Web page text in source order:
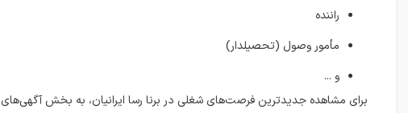
راننده
مأمور وصول (تحصیلدار)
و ...
برای مشاهده جدیدترین فرصت‌های شغلی در برنا رسا ایرانیان، به بخش